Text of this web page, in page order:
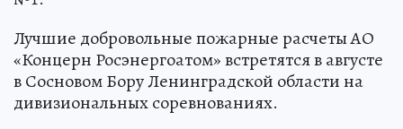
Лучшие добровольные пожарные расчеты АО
«Концерн Росэнергоатом» встретятся в августе
в Сосновом Бору Ленинградской области на
дивизиональных соревнованиях.